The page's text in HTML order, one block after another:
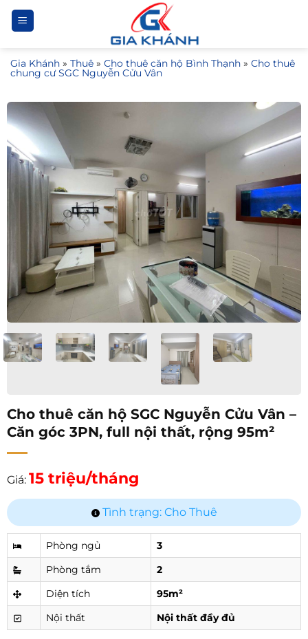
Bỏ
qua
dung
Gia Khánh » Thuê » Cho thuê căn hộ Bình Thạnh » Cho thuê
chung cư SGC Nguyễn Cửu Vân
Cho thuê căn hộ SGC Nguyễn Cửu Vân –
Căn góc 3PN, full nội thất, rộng 95m²
Giá: 15 triệu/tháng
Tình trạng: Cho Thuê
Phòng ngủ
3
Phòng tắm
2
Diện tích
95m²
Nội thất
Nội thất đầy đủ